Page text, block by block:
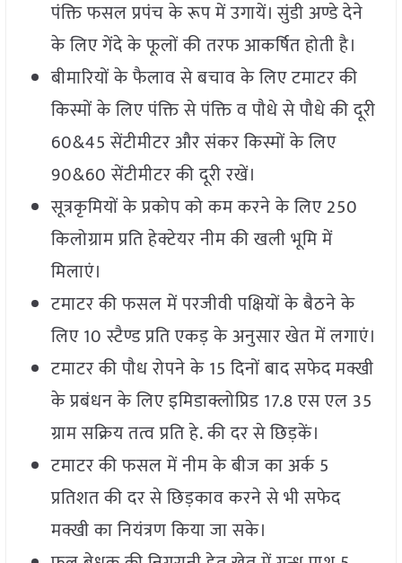
पंक्ति फसल प्रपंच के रूप में उगायें। सुंडी अण्डे देने
के लिए गेंदे के फूलों की तरफ आकर्षित होती है।
बीमारियों के फैलाव से बचाव के लिए टमाटर की
किस्मों के लिए पंक्ति से पंक्ति व पौधे से पौधे की दूरी
60&45 सेंटीमीटर और संकर किस्मों के लिए
90&60 सेंटीमीटर की दूरी रखें।
सूत्रकृमियों के प्रकोप को कम करने के लिए 250
किलोग्राम प्रति हेक्टेयर नीम की खली भूमि में
मिलाएं।
टमाटर की फसल में परजीवी पक्षियों के बैठने के
लिए 10 स्टैण्ड प्रति एकड़ के अनुसार खेत में लगाएं।
टमाटर की पौध रोपने के 15 दिनों बाद सफेद मक्खी
के प्रबंधन के लिए इमिडाक्लोप्रिड 17.8 एस एल 35
ग्राम सक्रिय तत्व प्रति हे. की दर से छिड़कें।
टमाटर की फसल में नीम के बीज का अर्क 5
प्रतिशत की दर से छिड़काव करने से भी सफेद
मक्खी का नियंत्रण किया जा सके।